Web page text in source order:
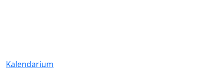
Kalendarium